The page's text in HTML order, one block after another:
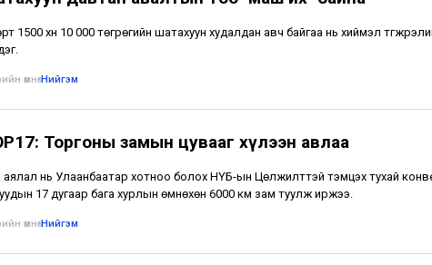
1500 хүн 10 000 төгрөгийн шатахуун худалдан авч байгаа нь хиймэл
өмнө•Нийгэм
Торгоны замын цувааг хүлээн авлаа
аялал нь Улаанбаатар хотноо болох НҮБ-ын Цөлжилттэй тэмцэх тухай
17 дугаар бага хурлын өмнөхөн 6000 км зам туулж иржээ.
өмнө•Нийгэм